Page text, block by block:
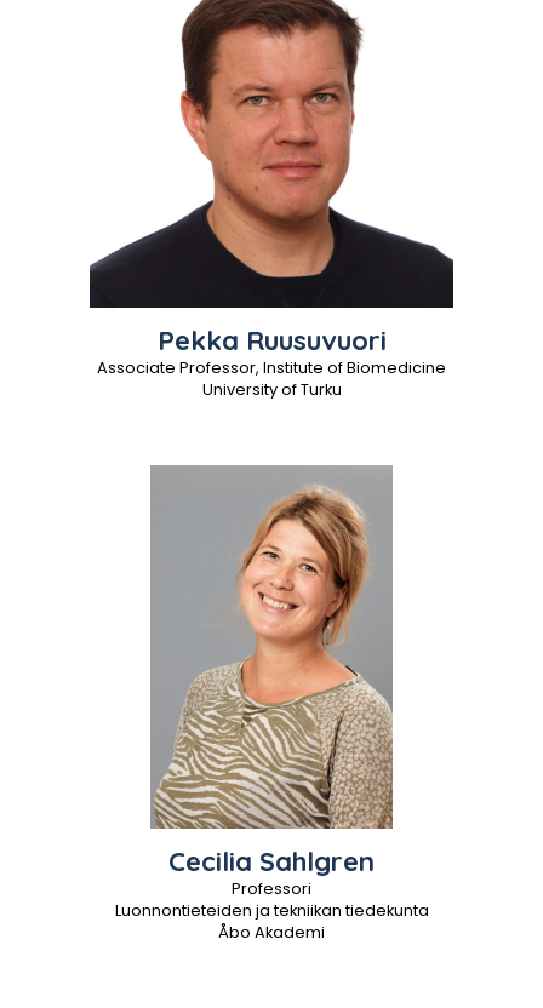
Pekka Ruusuvuori
Associate Professor, Institute of Biomedicine
University of Turku
Cecilia Sahlgren
Professori
Luonnontieteiden ja tekniikan tiedekunta
Åbo Akademi